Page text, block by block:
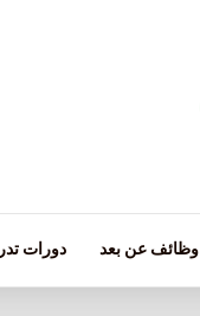
وظائف عن بعد دورات